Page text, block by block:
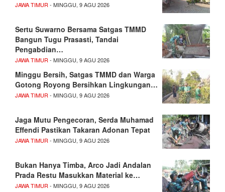
JAWA TIMUR- MINGGU, 9 AGU 2026
Sertu Suwarno Bersama Satgas TMMD
Bangun Tugu Prasasti, Tandai
Pengabdian…
JAWA TIMUR- MINGGU, 9 AGU 2026
Minggu Bersih, Satgas TMMD dan Warga
Gotong Royong Bersihkan Lingkungan…
JAWA TIMUR- MINGGU, 9 AGU 2026
Jaga Mutu Pengecoran, Serda Muhamad
Effendi Pastikan Takaran Adonan Tepat
JAWA TIMUR- MINGGU, 9 AGU 2026
Bukan Hanya Timba, Arco Jadi Andalan
Prada Restu Masukkan Material ke…
JAWA TIMUR- MINGGU, 9 AGU 2026